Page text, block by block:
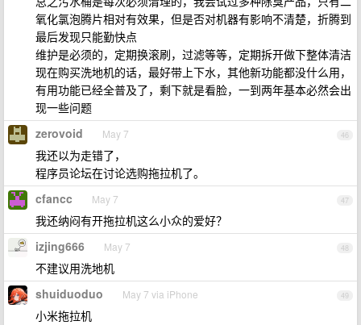
氧化氯泡腾片相对有效果，但是否对机器有影响不清楚，折腾到
最后发现只能勤快点
维护是必须的，定期换滚刷，过滤等等，定期拆开做下整体清洁
现在购买洗地机的话，最好带上下水，其他新功能都没什么用，
有用功能已经全普及了，剩下就是看脸，一到两年基本必然会出
现一些问题
46
zerovoid May 7
我还以为走错了，
程序员论坛在讨论选购拖拉机了。
47
cfancc May 7
我还纳闷有开拖拉机这么小众的爱好？
48
izjing666 May 7
不建议用洗地机
49
shuiduoduo May 7 via iPhone
小米拖拉机